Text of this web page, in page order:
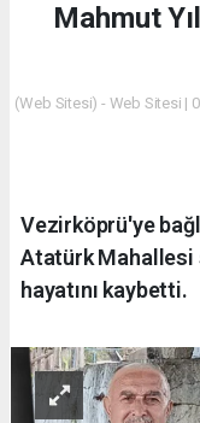
Mahmut
(Web Sitesi) - Web Sitesi |
Vezirköprü'ye
Atatürk Mahallesi
hayatını kaybetti.